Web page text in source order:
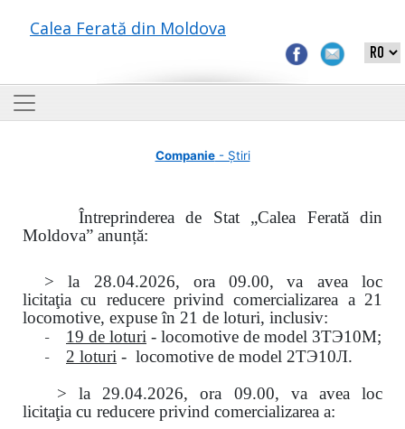
Calea Ferată din Moldova
Companie- Știri
Întreprinderea de Stat „Calea Ferată din
Moldova” anunță:
> la 28.04.2026, ora 09.00,
va avea loc
licitaţiacu reducere privind comercializarea a 21
locomotive, expuse în 21 de loturi, inclusiv:
- 19 de loturi - locomotive de model 3ТЭ10М;
- 2 loturi - locomotive de model 2ТЭ10Л.
> la 29.04.2026, ora 09.00, va avea loc
licitaţia cu reducere privind comercializarea a: